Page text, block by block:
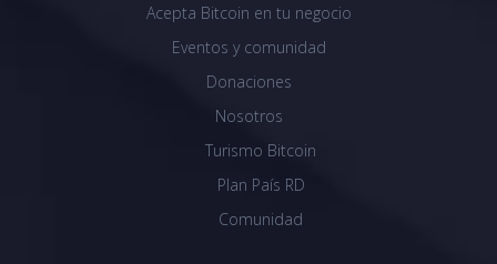
Acepta Bitcoin en tu negocio
Eventos y comunidad
Donaciones
Nosotros
Turismo Bitcoin
Plan País RD
Comunidad